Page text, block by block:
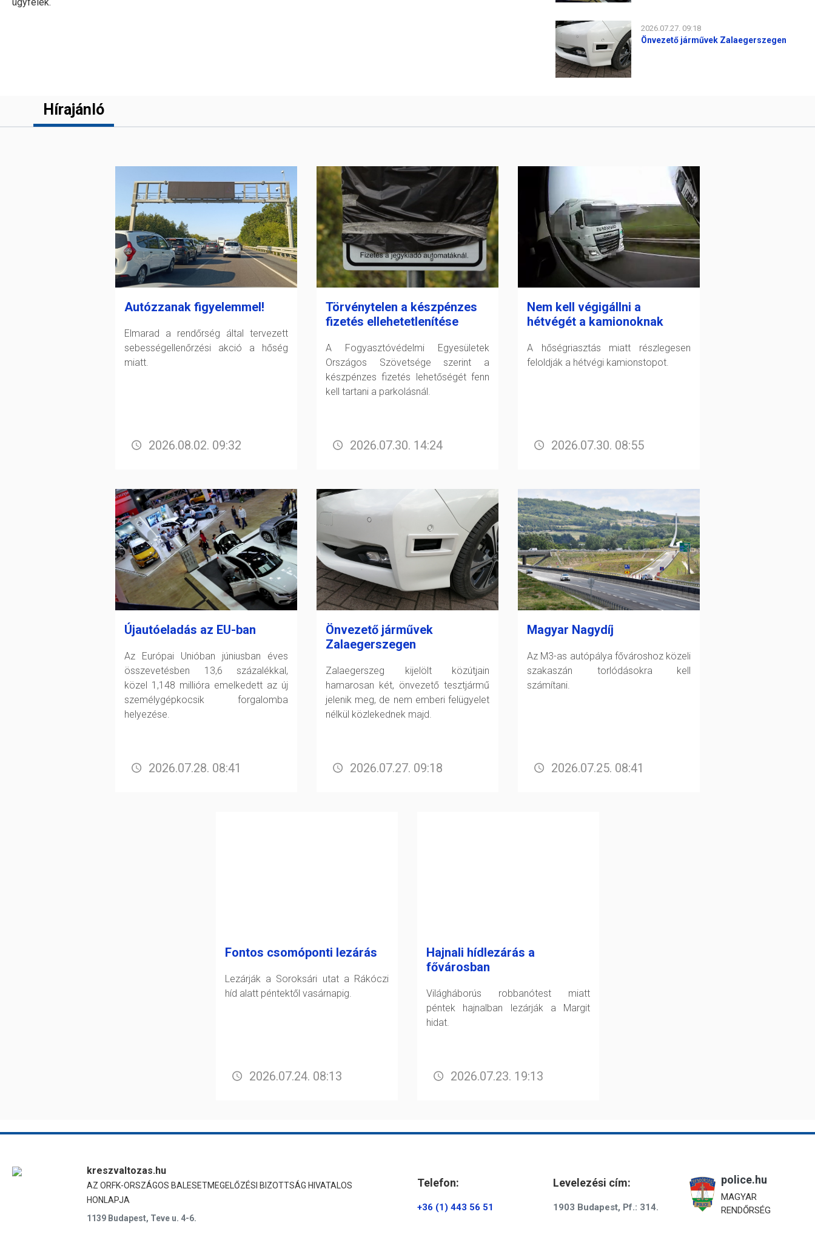
2026.07.27. 09:18
Önvezető járművek Zalaegerszegen
Hírajánló
Autózzanak figyelemmel!
Elmarad a rendőrség által tervezett
sebességellenőrzési akció a hőség
miatt.
2026.08.02. 09:32
Törvénytelen a készpénzes
fizetés ellehetetlenítése
A Fogyasztóvédelmi Egyesületek
Országos Szövetsége szerint a
készpénzes fizetés lehetőségét fenn
kell tartani a parkolásnál.
2026.07.30. 14:24
Nem kell végigállni a
hétvégét a kamionoknak
A hőségriasztás miatt részlegesen
feloldják a hétvégi kamionstopot.
2026.07.30. 08:55
Újautóeladás az EU-ban
Az Európai Unióban júniusban éves
összevetésben 13,6 százalékkal,
közel 1,148 millióra emelkedett az új
személygépkocsik forgalomba
helyezése.
2026.07.28. 08:41
Önvezető járművek
Zalaegerszegen
Zalaegerszeg kijelölt közútjain
hamarosan két, önvezető tesztjármű
jelenik meg, de nem emberi felügyelet
nélkül közlekednek majd.
2026.07.27. 09:18
Magyar Nagydíj
Az M3-as autópálya fővároshoz közeli
szakaszán torlódásokra kell
számítani.
2026.07.25. 08:41
Fontos csomóponti lezárás
Lezárják a Soroksári utat a Rákóczi
híd alatt péntektől vasárnapig.
2026.07.24. 08:13
Hajnali hídlezárás a
fővárosban
Világháborús robbanótest miatt
péntek hajnalban lezárják a Margit
hidat.
2026.07.23. 19:13
kreszvaltozas.hu
AZ ORFK-ORSZÁGOS BALESETMEGELŐZÉSI BIZOTTSÁG HIVATALOS
HONLAPJA
1139 Budapest, Teve u. 4-6.
Telefon:
+36 (1) 443 56 51
Levelezési cím:
1903 Budapest, Pf.: 314.
police.hu
MAGYAR
RENDŐRSÉG